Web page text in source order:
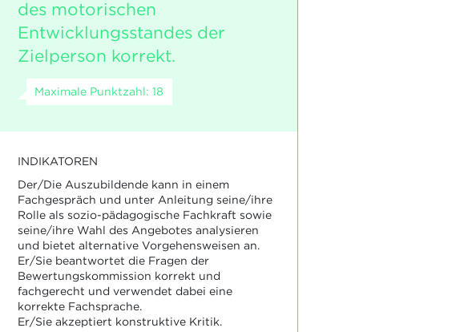
des motorischen
Entwicklungsstandes der
Zielperson korrekt.
Maximale Punktzahl: 18
INDIKATOREN
Der/Die Auszubildende kann in einem
Fachgespräch und unter Anleitung seine/ihre
Rolle als sozio-pädagogische Fachkraft sowie
seine/ihre Wahl des Angebotes analysieren
und bietet alternative Vorgehensweisen an.
Er/Sie beantwortet die Fragen der
Bewertungskommission korrekt und
fachgerecht und verwendet dabei eine
korrekte Fachsprache.
Er/Sie akzeptiert konstruktive Kritik.